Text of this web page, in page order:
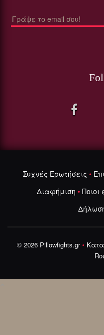
Συχνές Ερωτήσεις •
Διαφήμιση • Ποιοι
© 2026 Pillowfights.gr•